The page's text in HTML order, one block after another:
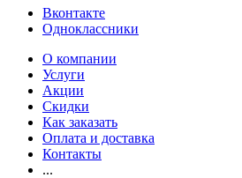
Вконтакте
Одноклассники
О компании
Услуги
Акции
Скидки
Как заказать
Оплата и доставка
Контакты
...